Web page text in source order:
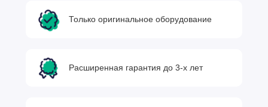
Только оригинальное оборудование
Расширенная гарантия до 3-х лет